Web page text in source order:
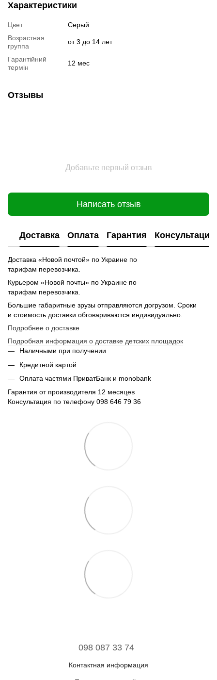
Характеристики
Цвет
Серый
Возрастная
группа
от 3 до 14 лет
Гарантійний
термін
12 мес
Отзывы
Добавьте первый отзыв
Написать отзыв
Доставка Оплата Гарантия Консультация
Доставка «Новой почтой» по Украине по
тарифам перевозчика.
Курьером «Новой почты» по Украине по
тарифам перевозчика.
Большие габаритные зрузы отправляются догрузом. Сроки
и стоимость доставки обговариваются индивидуально.
Подробнее о доставке
Подробная информация о доставке детских площадок
Наличными при получении
Кредитной картой
Оплата частями ПриватБанк и monobank
Гарантия от производителя 12 месяцев
Консультация по телефону 098 646 79 36
098 087 33 74
Контактная информация